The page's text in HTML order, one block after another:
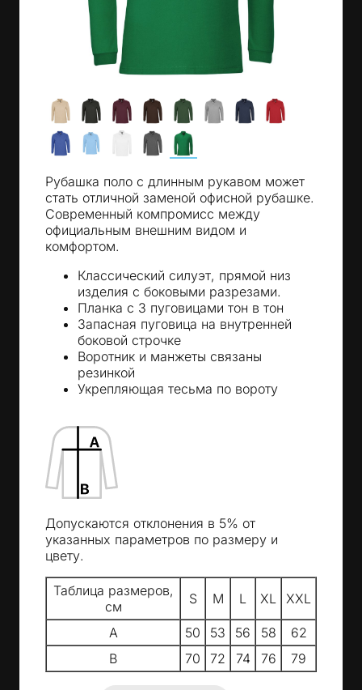
Рубашка поло с длинным рукавом может
стать отличной заменой офисной рубашке.
Современный компромисс между
официальным внешним видом и
комфортом.
Классический силуэт, прямой низ
изделия с боковыми разрезами.
Планка с 3 пуговицами тон в тон
Запасная пуговица на внутренней
боковой строчке
Воротник и манжеты связаны
резинкой
Укрепляющая тесьма по вороту
Допускаются отклонения в 5% от
указанных параметров по размеру и
цвету.
Таблица размеров,
см
S M L XL XXL
A 50 53 56 58
62
B
70 72 74 76 79